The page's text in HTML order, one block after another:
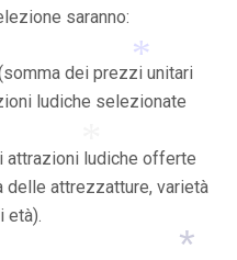
saranno:
dei prezzi unitari
ludiche selezionate
attrazioni ludiche offerte
delle attrezzatture, varietà
*